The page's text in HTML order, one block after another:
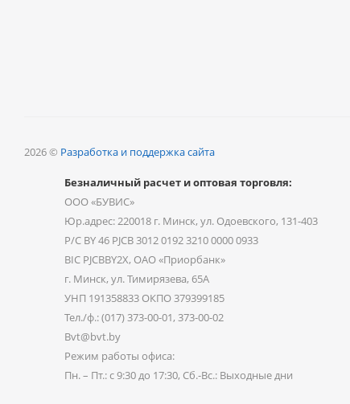
2026 © Разработка и поддержка сайта
Безналичный расчет и оптовая торговля:
ООО «БУВИС»
Юр.адрес: 220018 г. Минск, ул. Одоевского, 131-403
Р/С BY 46 PJCB 3012 0192 3210 0000 0933
BIC PJCBBY2X, ОАО «Приорбанк»
г. Минск, ул. Тимирязева, 65А
УНП 191358833 ОКПО 379399185
Тел./ф.: (017) 373-00-01, 373-00-02
Bvt@bvt.by
Режим работы офиса:
Пн. – Пт.: с 9:30 до 17:30, Сб.-Вс.: Выходные дни